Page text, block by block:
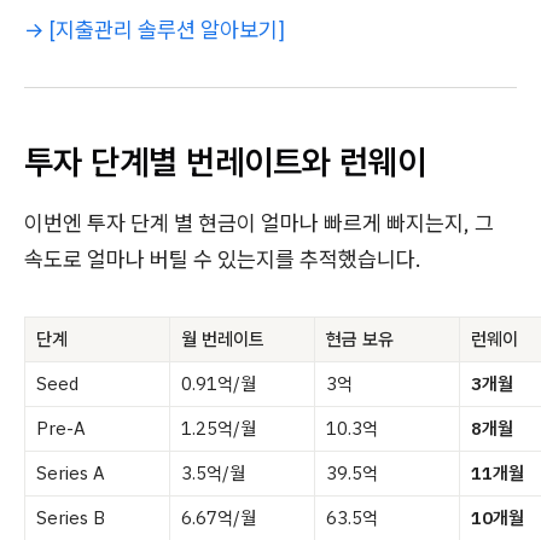
→ [지출관리 솔루션 알아보기]
투자 단계별 번레이트와 런웨이
이번엔 투자 단계 별 현금이 얼마나 빠르게 빠지는지, 그
속도로 얼마나 버틸 수 있는지를 추적했습니다.
단계 월 번레이트 현금 보유
런웨이
Seed
0.91억/월 3억
3개월
Pre-A
1.25억/월 10.3억
8개월
Series A
3.5억/월 39.5억
11개월
Series B
6.67억/월 63.5억 10개월